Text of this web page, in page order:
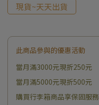
現貨~天天出貨
此商品參與的優惠活動
當月滿3000元現折250元
當月滿5000元現折500元
購買行李箱商品享保固服務